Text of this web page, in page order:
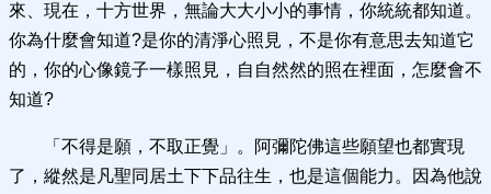
來、現在，十方世界，無論大大小小的事情，你統統都知道。
你為什麼會知道?是你的清淨心照見，不是你有意思去知道它
的，你的心像鏡子一樣照見，自自然然的照在裡面，怎麼會不
知道?
「不得是願，不取正覺」。阿彌陀佛這些願望也都實現
了，縱然是凡聖同居土下下品往生，也是這個能力。因為他說